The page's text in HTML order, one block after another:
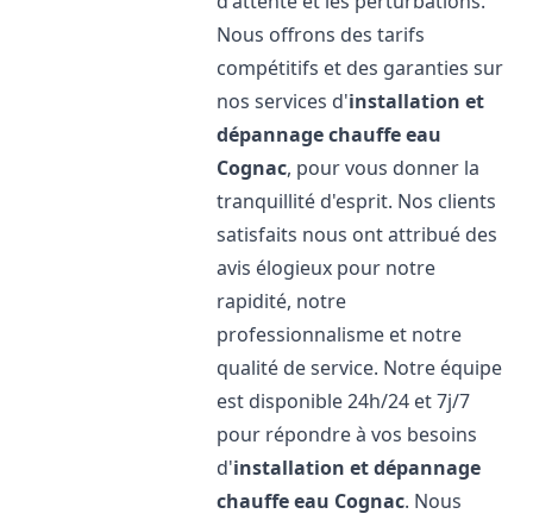
Nous offrons des tarifs
compétitifs et des garanties sur
nos services d'installation et
dépannage chauffe eau
Cognac, pour vous donner la
tranquillité d'esprit. Nos clients
satisfaits nous ont attribué des
avis élogieux pour notre
rapidité, notre
professionnalisme et notre
qualité de service. Notre équipe
est disponible 24h/24 et 7j/7
pour répondre à vos besoins
d'installation et dépannage
chauffe eau Cognac. Nous